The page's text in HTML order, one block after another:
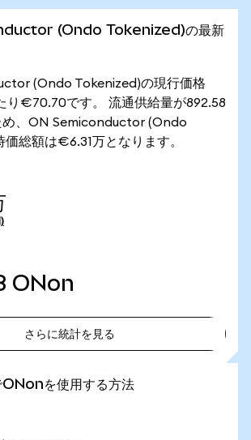
(Ondo Tokenized)の最新
(Ondo Tokenized)の現行価格
り€70.70です。 流通供給量が892.58
、ON Semiconductor (Ondo
総額は€6.31万となります。
ONon
さらに統計を見る
を使用する方法